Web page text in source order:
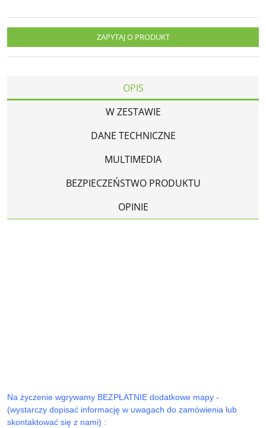
ZAPYTAJ O PRODUKT
OPIS
W ZESTAWIE
DANE TECHNICZNE
MULTIMEDIA
BEZPIECZEŃSTWO PRODUKTU
OPINIE
Na życzenie wgrywamy BEZPŁATNIE dodatkowe mapy -
(wystarczy dopisać informację w uwagach do zamówienia lub
skontaktować się z nami) :